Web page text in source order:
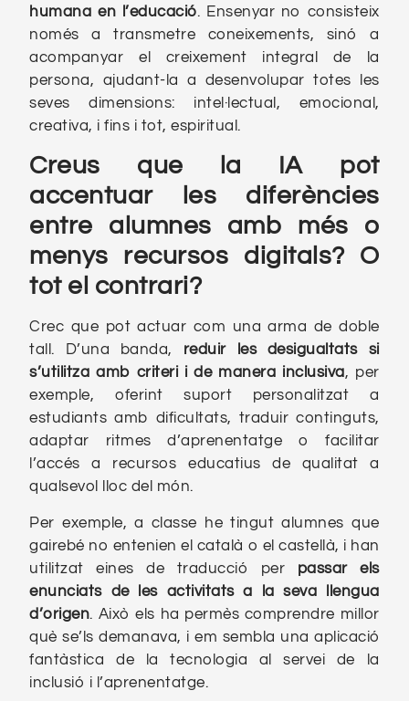
humana en l’educació. Ensenyar no consisteix
només a transmetre coneixements, sinó a
acompanyar el creixement integral de la
persona, ajudant-la a desenvolupar totes les
seves dimensions: intel·lectual, emocional,
creativa, i fins i tot, espiritual.
Creus que la IA pot
accentuar les diferències
entre alumnes amb més o
menys recursos digitals? O
tot el contrari?
Crec que pot actuar com una arma de doble
tall. D’una banda, reduir les desigualtats si
s’utilitza amb criteri i de manera inclusiva, per
exemple, oferint suport personalitzat a
estudiants amb dificultats, traduir continguts,
adaptar ritmes d’aprenentatge o facilitar
l’accés a recursos educatius de qualitat a
qualsevol lloc del món.
Per exemple, a classe he tingut alumnes que
gairebé no entenien el català o el castellà, i han
utilitzat eines de traducció per passar els
enunciats de les activitats a la seva llengua
d’origen. Això els ha permès comprendre millor
què se’ls demanava, i em sembla una aplicació
fantàstica de la tecnologia al servei de la
inclusió i l’aprenentatge.